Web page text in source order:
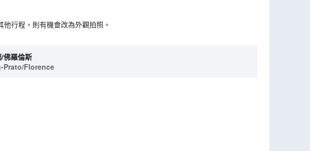
行程，則有機會改為外觀拍照。
佛羅倫斯
Prato/Florence